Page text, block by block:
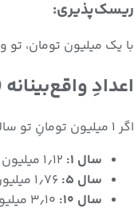
ریسک‌پذیری:
با یک میلیون تومان، تو
اعدادِ
اگر ۱ میلیون تومانِ تو سالانه ۱۲ درصد بازده بدهد (که خیلی بد نیست):
سال ۱:
سال ۵:
سال ۱۰: